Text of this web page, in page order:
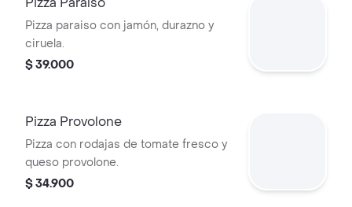
Pizza paraiso con jamón, durazno y
ciruela.
$ 39.000
Pizza Provolone
Pizza con rodajas de tomate fresco y
queso provolone.
$ 34.900